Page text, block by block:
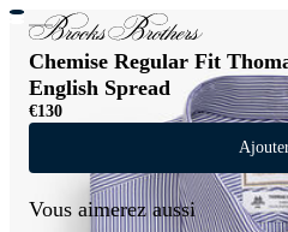
Nouvelles pièces en Soldes
Chemise Regular Fit
English Spread
€130
Vous aimerez aussi